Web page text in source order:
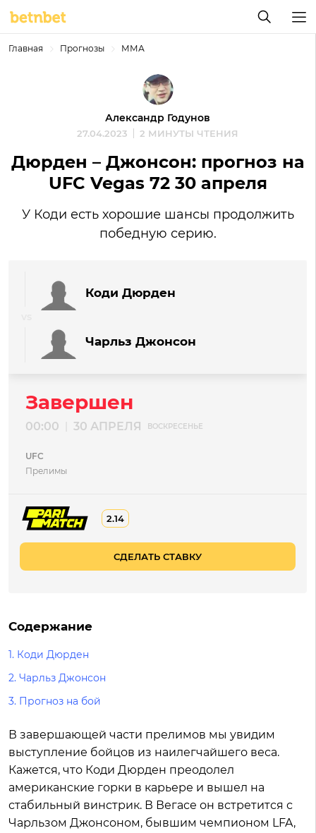
Главная Прогнозы ММА
Александр Годунов
27.04.2023 2 МИНУТЫ ЧТЕНИЯ
Дюрден – Джонсон: прогноз на
UFC Vegas 72 30 апреля
У Коди есть хорошие шансы продолжить
победную серию.
Коди Дюрден
Чарльз Джонсон
Завершен
00:00 30 АПРЕЛЯ ВОСКРЕСЕНЬЕ
UFC
Прелимы
2.14
СДЕЛАТЬ СТАВКУ
Содержание
1. Коди Дюрден
2. Чарльз Джонсон
3. Прогноз на бой
В завершающей части прелимов мы увидим
выступление бойцов из наилегчайшего веса.
Кажется, что Коди Дюрден преодолел
американские горки в карьере и вышел на
стабильный винстрик. В Вегасе он встретится с
Чарльзом Джонсоном, бывшим чемпионом LFA,